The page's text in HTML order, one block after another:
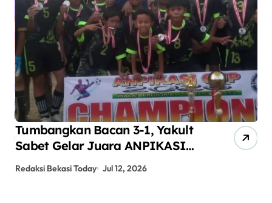
Tumbangkan Bacan 3-1, Yakult
Sabet Gelar Juara ANPIKASI
Redaksi Bekasi Today Jul 12, 2026